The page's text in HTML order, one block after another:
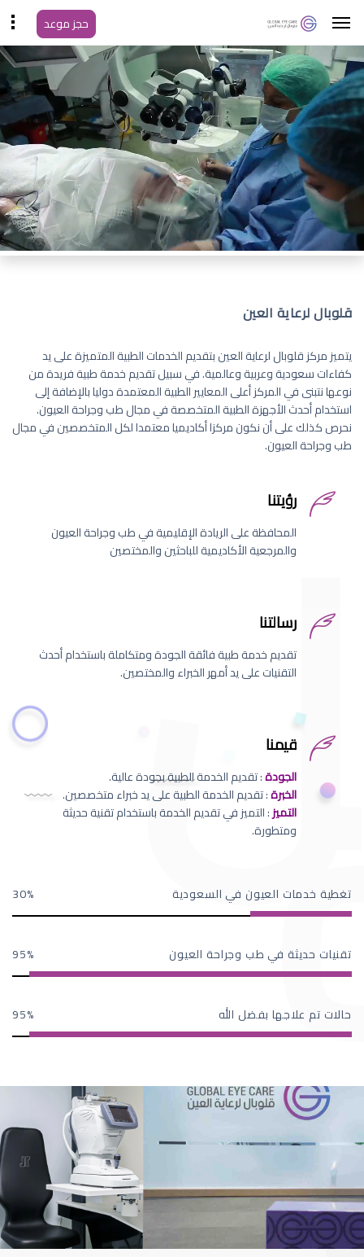
حجز موعد
قلوبال لرعاية العين
يتميز مركز قلوبال لرعاية العين بتقديم الخدمات الطبية المتميزة على يد
كفاءات سعودية وعربية وعالمية. في سبيل تقديم خدمة طبية فريدة من
نوعها نتبنى في المركز أعلى المعايير الطبية المعتمدة دوليا بالإضافة إلى
استخدام أحدث الأجهزة الطبية المتخصصة في مجال طب وجراحة العيون.
نحرص كذلك على أن نكون مركزا أكاديميا معتمدا لكل المتخصصين في مجال
طب وجراحة العيون.
رؤيتنا
المحافظة على الريادة الإقليمية في طب وجراحة العيون
والمرجعية الأكاديمية للباحثين والمختصين
رسالتنا
تقديم خدمة طبية فائقة الجودة ومتكاملة باستخدام أحدث
التقنيات على يد أمهر الخبراء والمختصين.
قيمنا
الجودة: تقديم الخدمة الطبية بجودة عالية.
الخبرة: تقديم الخدمة الطبية على يد خبراء متخصصين.
التميز: التميز في تقديم الخدمة باستخدام تقنية حديثة
ومتطورة.
تغطية خدمات العيون في السعودية 30
تقنيات حديثة في طب وجراحة العيون 95
حالات تم علاجها بفضل الله 95